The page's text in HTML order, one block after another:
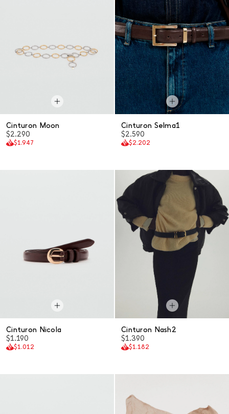
Cinturon Moon
$2.290
$1.947
Cinturon Selma1
$2.590
$2.202
Cinturon Nicola
$1.190
$1.012
Cinturon Nash2
$1.390
$1.182